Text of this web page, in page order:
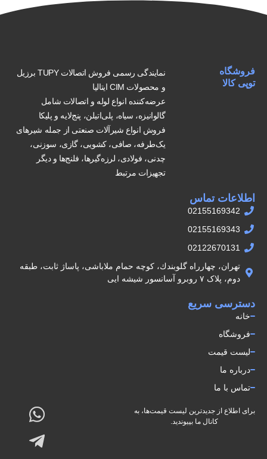
فروشگاه
توپی کالا
نمایندگی رسمی فروش اتصالات TUPY برزیل
و محصولات CIM ایتالیا
عرضه‌کننده انواع لوله و اتصالات شامل
گالوانیزه، سیاه، پلی‌اتیلن، پنج‌لایه و پلیکا
فروش انواع شیرآلات صنعتی از جمله شیرهای
یک‌طرفه، صافی، کشویی، گازی، سوزنی،
چدنی، فولادی، لرزه‌گیرها، فلنج‌ها و دیگر
تجهیزات مرتبط
دسترسی سریع
خانه
فروشگاه
لیست قیمت
درباره ما
تماس با ما
اطلاعات تماس
02155169342
02155169343
02122670131
تهران، چهارراه گلوبندك، كوچه حمام ملاباشى، پاساژ ثابت، طبقه
دوم، پلاک ۷ روبرو آسانسور شيشه ايى
برای اطلاع از جدیدترین لیست قیمت‌ها، به
کانال ما بپیوندید.